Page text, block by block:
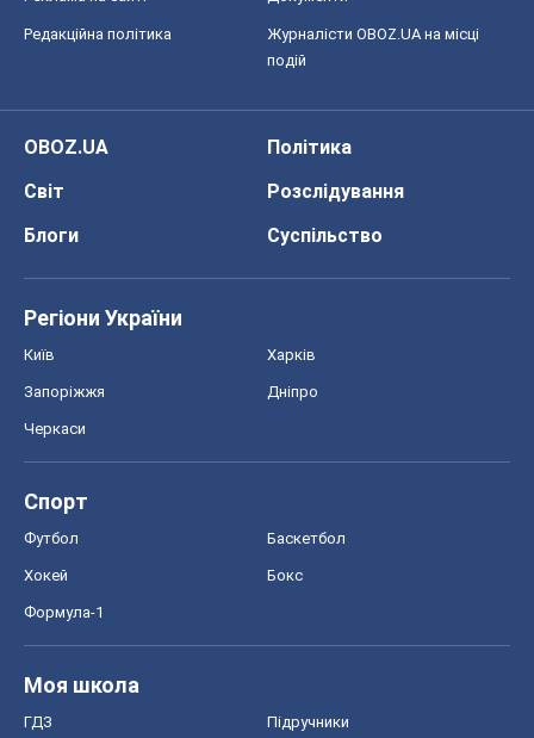
Редакційна політика
Журналісти OBOZ.UA на місці
подій
OBOZ.UA
Політика
Світ
Розслідування
Блоги
Суспільство
Регіони України
Київ Харків
Запоріжжя Дніпро
Черкаси
Спорт
Футбол Баскетбол
Хокей Бокс
Формула-1
Моя школа
ГДЗ Підручники